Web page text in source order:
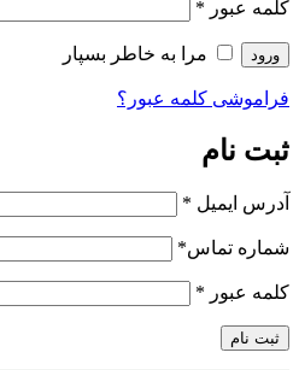
کلمه عبور *
ورود مرا به خاطر بسپار
فراموشی کلمه عبور؟
ثبت نام
آدرس ایمیل *
شماره تماس*
کلمه عبور *
ثبت نام